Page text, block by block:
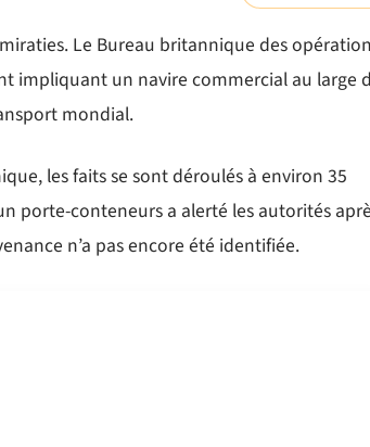
Le Bureau britannique des
impliquant un navire commercial au large
mondial.
les faits se sont déroulés à environ 35
porte-conteneurs a alerté les autorités
n’a pas encore été identifiée.